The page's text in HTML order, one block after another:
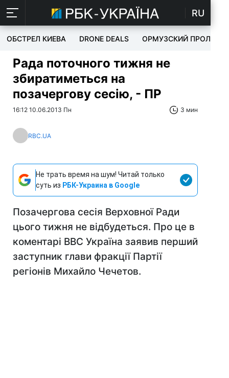
RU
ОБСТРЕЛ КИЕВА DRONE DEALS ОРМУЗСКИЙ ПРОЛИВ
Рада поточного тижня не
збиратиметься на
позачергову сесію, - ПР
16:12 10.06.2013 Пн 3 мин
RBC.UA
Не трать время на шум! Читай только
суть из РБК-Украина в Google
Позачергова сесія Верховної Ради
цього тижня не відбудеться. Про це в
коментарі ВВС Україна заявив перший
заступник глави фракції Партії
регіонів Михайло Чечетов.